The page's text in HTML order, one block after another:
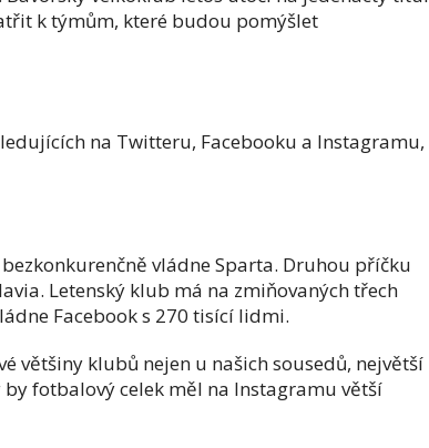
k týmům, které budou pomýšlet
na Twitteru, Facebooku a Instagramu,
vládne Sparta. Druhou příčku
Letenský klub má na zmiňovaných třech
Facebook s 270 tisící lidmi.
většiny klubů nejen u našich sousedů, největší
fotbalový celek měl na Instagramu větší